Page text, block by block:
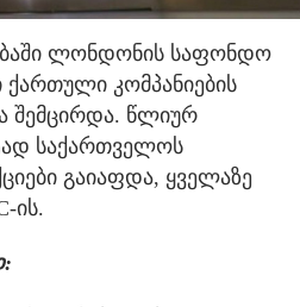
ლონდონის საფონდო
კომპანიების
შემცირდა. წლიურ
საქართველოს
გაიაფდა, ყველაზე
ის.